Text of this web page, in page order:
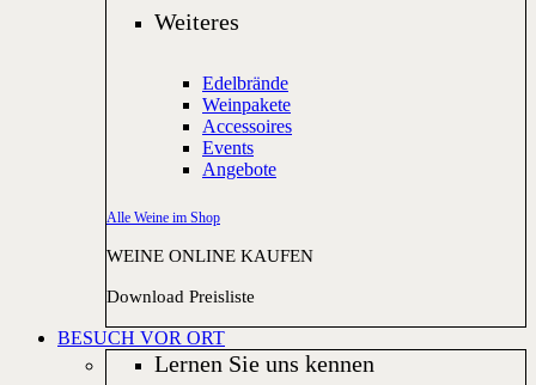
Weiteres
Edelbrände
Weinpakete
Accessoires
Events
Angebote
Alle Weine im Shop
WEINE ONLINE KAUFEN
Download Preisliste
BESUCH VOR ORT
Lernen Sie uns kennen